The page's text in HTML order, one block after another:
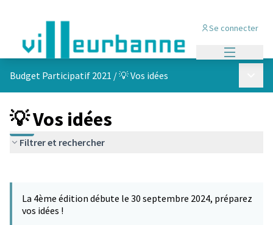
Se connecter
Budget Participatif 2021 /💡 Vos idées
💡 Vos idées
Filtrer et rechercher
La 4ème édition débute le 30 septembre 2024, préparez
vos idées !